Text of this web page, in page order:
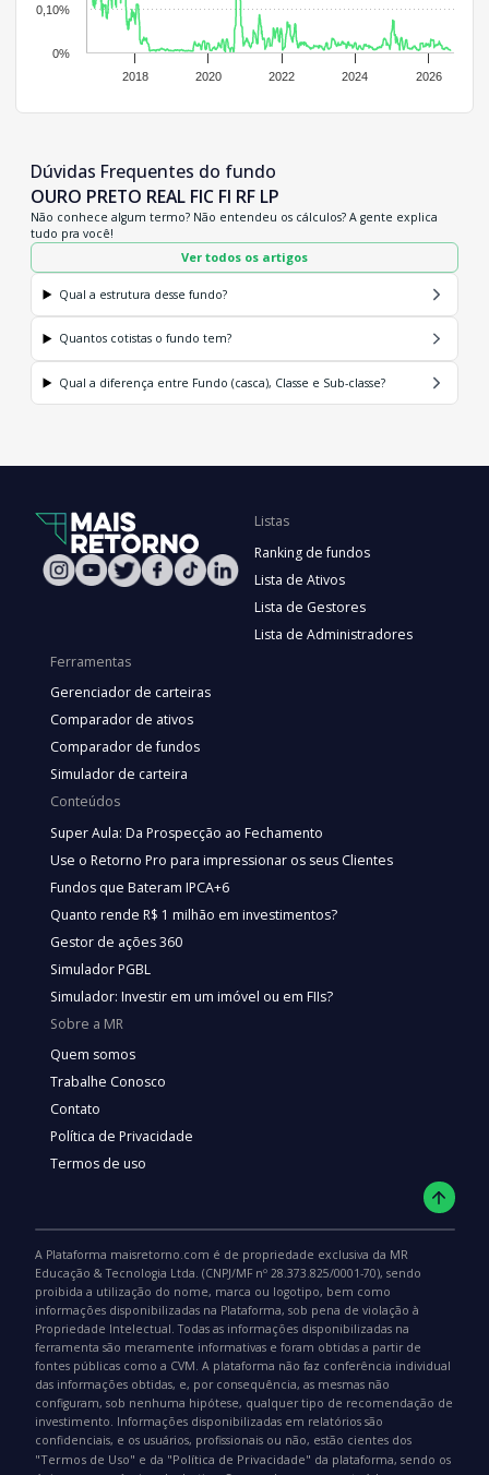
2018 2020 2022 2024 2026
0%
0,10%
Dúvidas Frequentes do fundo
OURO PRETO REAL FIC FI RF LP
Não conhece algum termo? Não entendeu os cálculos? A gente explica
tudo pra você!
Ver todos os artigos
Qual a estrutura desse fundo?
Quantos cotistas o fundo tem?
Qual a diferença entre Fundo (casca), Classe e Sub-classe?
Listas
Ranking de fundos
Lista de Ativos
Lista de Gestores
Lista de Administradores
Ferramentas
Gerenciador de carteiras
Comparador de ativos
Comparador de fundos
Simulador de carteira
Conteúdos
Super Aula: Da Prospecção ao Fechamento
Use o Retorno Pro para impressionar os seus Clientes
Fundos que Bateram IPCA+6
Quanto rende R$ 1 milhão em investimentos?
Gestor de ações 360
Simulador PGBL
Simulador: Investir em um imóvel ou em FIIs?
Sobre a MR
Quem somos
Trabalhe Conosco
Contato
Política de Privacidade
Termos de uso
A Plataforma maisretorno.com é de propriedade exclusiva da MR
Educação & Tecnologia Ltda. (CNPJ/MF nº 28.373.825/0001-70), sendo
proibida a utilização do nome, marca ou logotipo, bem como
informações disponibilizadas na Plataforma, sob pena de violação à
Propriedade Intelectual. Todas as informações disponibilizadas na
ferramenta são meramente informativas e foram obtidas a partir de
fontes públicas como a CVM. A plataforma não faz conferência individual
das informações obtidas, e, por consequência, as mesmas não
configuram, sob nenhuma hipótese, qualquer tipo de recomendação de
investimento. Informações disponibilizadas em relatórios são
confidenciais, e os usuários, profissionais ou não, estão cientes dos
"Termos de Uso" e da "Política de Privacidade" da plataforma, sendo os